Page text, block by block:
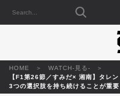
HOME
WATCH-見る-
【F1第26節／すみだ× 湘南】タレ
3つの選択肢を持ち続けることが重